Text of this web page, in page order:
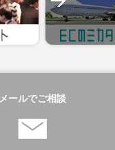
メールでご相談